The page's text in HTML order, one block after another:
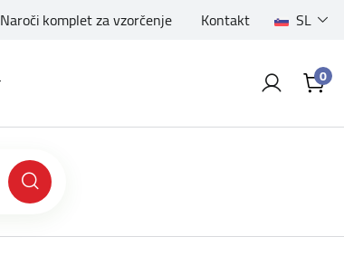
Naroči komplet za vzorčenje Kontakt SL
0